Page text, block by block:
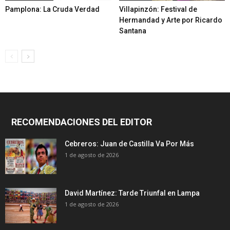
Pamplona: La Cruda Verdad
Villapinzón: Festival de
Hermandad y Arte por Ricardo
Santana
RECOMENDACIONES DEL EDITOR
Cebreros: Juan de Castilla Va Por Más
1 de agosto de 2026
David Martínez: Tarde Triunfal en Lampa
1 de agosto de 2026